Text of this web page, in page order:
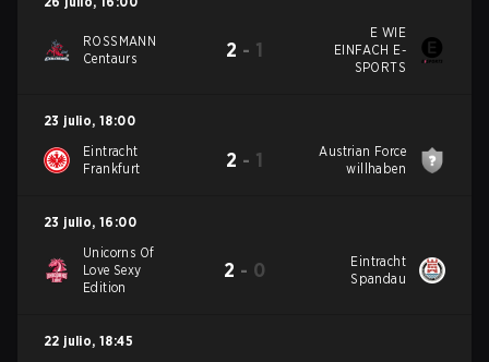
ROSSMANN
Centaurs
2 - 1
E WIE
EINFACH E-
SPORTS
23 julio, 18:00
Eintracht
Frankfurt
2 - 1
Austrian Force
willhaben
23 julio, 16:00
Unicorns Of
Love Sexy
Edition
2 - 0
Eintracht
Spandau
22 julio, 18:45